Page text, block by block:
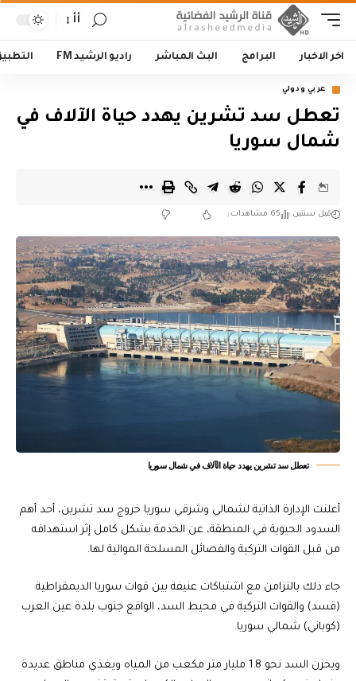
أأ
اخر الاخبار البرامج البث المباشر راديو الرشيد FM
عربي ودولي
تعطل سد تشرين يهدد حياة الآلاف في
شمال سوريا
قبل سنتين 65 مشاهدات
تعطل سد تشرين يهدد حياة الآلاف في شمال سوريا
أعلنت الإدارة الذاتية لشمالي وشرقي سوريا خروج سد تشرين، أحد أهم
السدود الحيوية في المنطقة، عن الخدمة بشكل كامل إثر استهدافه
من قبل القوات التركية والفصائل المسلحة الموالية لها.
جاء ذلك بالتزامن مع اشتباكات عنيفة بين قوات سوريا الديمقراطية
(قسد) والقوات التركية في محيط السد، الواقع جنوب بلدة عين العرب
(كوباني) شمالي سوريا.
ويخزن السد نحو 1.8 مليار متر مكعب من المياه ويغذي مناطق عديدة